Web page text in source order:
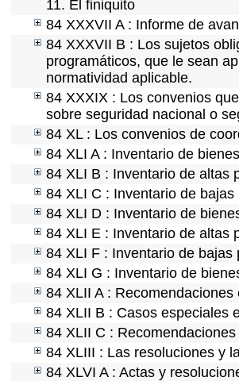
11. El finiquito
84 XXXVII A : Informe de
84 XXXVII B : Los sujetos
programáticos, que le sean
normatividad aplicable.
84 XXXIX : Los convenios
sobre seguridad nacional o
84 XL : Los convenios de
84 XLI A : Inventario de
84 XLI B : Inventario de altas
84 XLI C : Inventario de
84 XLI D : Inventario de
84 XLI E : Inventario de altas
84 XLI F : Inventario de
84 XLI G : Inventario de
84 XLII A :
84 XLII B : Casos especiales
84 XLII C :
84 XLIII : Las resoluciones y
84 XLVI A : Actas y